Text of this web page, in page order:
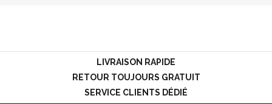
LOGIN
LIVRAISON RAPIDE
RETOUR TOUJOURS GRATUIT
SERVICE CLIENTS DÉDIÉ